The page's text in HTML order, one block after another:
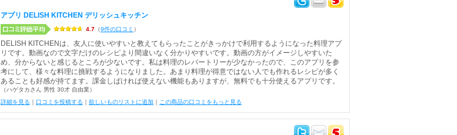
アプリ DELISH KITCHEN デリッシュキッチン
4.7 （9件の口コミ ）
DELISH KITCHENは、友人に使いやすいと教えてもらったことがきっかけで利用するようになった料理アプ
リです。動画なので文字だけのレシピより間違いなく分かりやすいです。動画の方がイメージしやすいた
め、分からないと感じるところが少ないです。私は料理のレパートリーが少なかったので、このアプリを参
考にして、様々な料理に挑戦するようになりました。あまり料理が得意ではない人でも作れるレシピが多く
あることも好感が持てます。課金しばければ使えない機能もありますが、無料でも十分使えるアプリです。
（ハゲタカさん 男性 30才 自由業）
詳細を見る ｜ 口コミを投稿する ｜ 欲しいものリストに追加 ｜ この商品の口コミをもっと見る